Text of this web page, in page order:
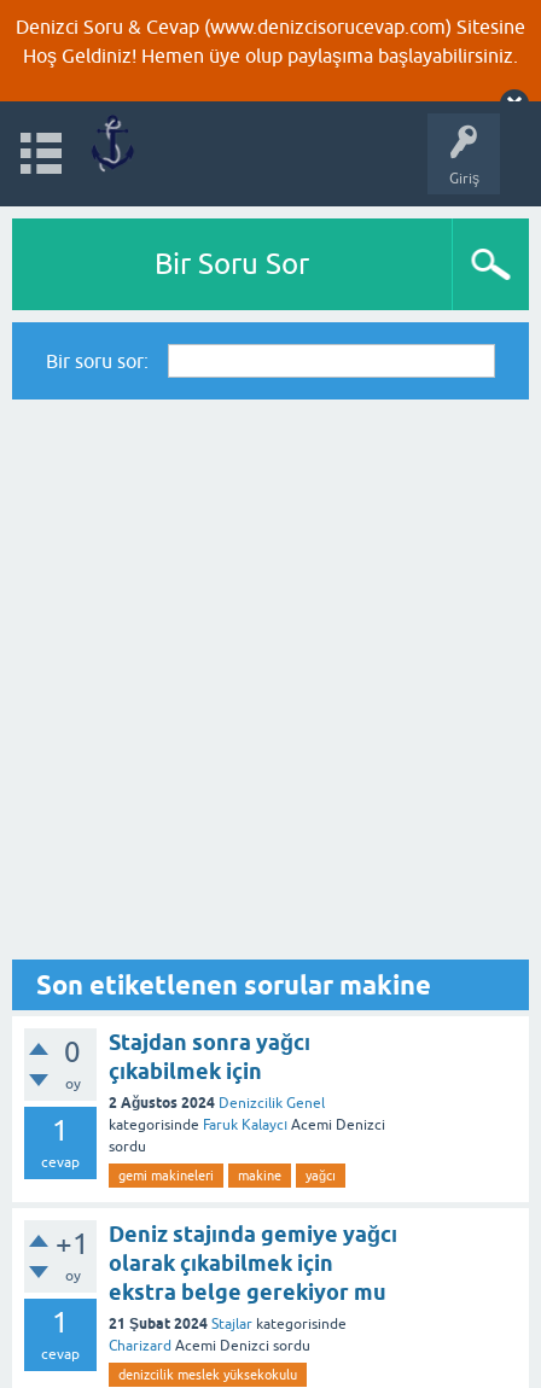
Denizci Soru & Cevap (www.denizcisorucevap.com) Sitesine
Hoş Geldiniz! Hemen üye olup paylaşıma başlayabilirsiniz.
Giriş
Bir Soru Sor
Bir soru sor:
Son etiketlenen sorular makine
0
oy
1
cevap
Stajdan sonra yağcı
çıkabilmek için
2 Ağustos 2024 Denizcilik Genel
kategorisinde Faruk Kalaycı Acemi Denizci
sordu
gemi makineleri makine yağcı
+1
oy
1
cevap
Deniz stajında gemiye yağcı
olarak çıkabilmek için
ekstra belge gerekiyor mu
21 Şubat 2024 Stajlar kategorisinde
Charizard Acemi Denizci sordu
denizcilik meslek yüksekokulu